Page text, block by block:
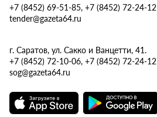
+7 (8452) 69-51-85, +7 (8452) 72-24-12
tender@gazeta64.ru
г. Саратов, ул. Сакко и Ванцетти, 41.
+7 (8452) 72-10-06, +7 (8452) 72-24-12
sog@gazeta64.ru